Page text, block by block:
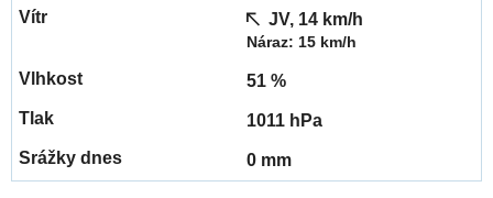
JV, 14 km/h
Náraz: 15 km/h
51 %
1011 hPa
0 mm